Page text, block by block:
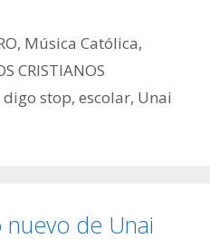
, Música Católica,
CRISTIANOS
digo stop,escolar, Unai
de Unai